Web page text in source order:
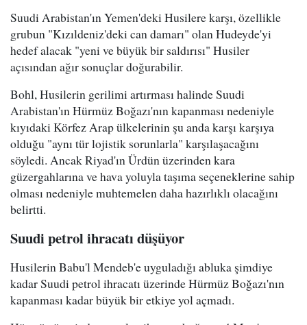
Suudi Arabistan'ın Yemen'deki Husilere karşı, özellikle
grubun "Kızıldeniz'deki can damarı" olan Hudeyde'yi
hedef alacak "yeni ve büyük bir saldırısı" Husiler
açısından ağır sonuçlar doğurabilir.
Bohl, Husilerin gerilimi artırması halinde Suudi
Arabistan'ın Hürmüz Boğazı'nın kapanması nedeniyle
kıyıdaki Körfez Arap ülkelerinin şu anda karşı karşıya
olduğu "aynı tür lojistik sorunlarla" karşılaşacağını
söyledi. Ancak Riyad'ın Ürdün üzerinden kara
güzergahlarına ve hava yoluyla taşıma seçeneklerine sahip
olması nedeniyle muhtemelen daha hazırlıklı olacağını
belirtti.
Suudi petrol ihracatı düşüyor
Husilerin Babu'l Mendeb'e uyguladığı abluka şimdiye
kadar Suudi petrol ihracatı üzerinde Hürmüz Boğazı'nın
kapanması kadar büyük bir etkiye yol açmadı.